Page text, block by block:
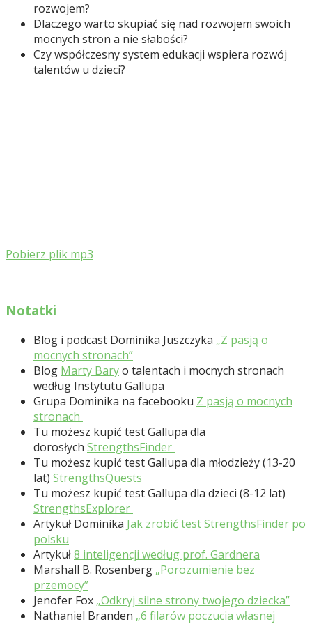
rozwojem?
Dlaczego warto skupiać się nad rozwojem swoich
mocnych stron a nie słabości?
Czy współczesny system edukacji wspiera rozwój
talentów u dzieci?
Pobierz plik mp3
Notatki
Blog i podcast Dominika Juszczyka „Z pasją o
mocnych stronach”
Blog Marty Baryo talentach i mocnych stronach
według Instytutu Gallupa
Grupa Dominika na facebooku Z pasją o mocnych
stronach
Tu możesz kupić test Gallupa dla
dorosłych StrengthsFinder
Tu możesz kupić test Gallupa dla młodzieży (13-20
lat) StrengthsQuests
Tu możesz kupić test Gallupa dla dzieci (8-12 lat)
StrengthsExplorer
Artykuł Dominika Jak zrobić test StrengthsFinder po
polsku
Artykuł8 inteligencji według prof. Gardnera
Marshall B. Rosenberg „Porozumienie bez
przemocy”
Jenofer Fox „Odkryj silne strony twojego dziecka”
Nathaniel Branden „6 filarów poczucia własnej